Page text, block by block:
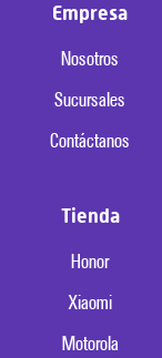
Empresa
Nosotros
Sucursales
Contáctanos
Tienda
Honor
Xiaomi
Motorola